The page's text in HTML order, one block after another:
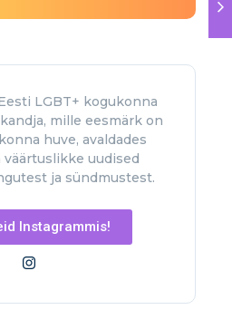
LGBT+ kogukonna
mille eesmärk on
huve, avaldades
väärtuslikke uudised
ja sündmustest.
Instagrammis!